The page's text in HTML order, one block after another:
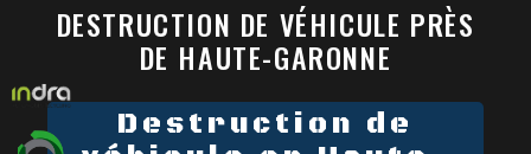
DESTRUCTION DE VÉHICULE PRÈS
DE HAUTE-GARONNE
Destruction de